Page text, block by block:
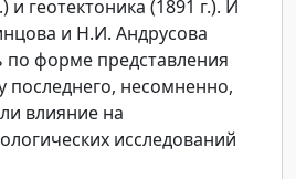
и геотектоника (1891 г.). И
и Н.И. Андрусова
по форме представления
последнего, несомненно,
влияние на
исследований